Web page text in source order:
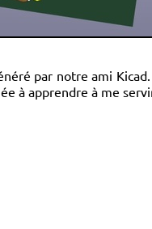
par notre ami
à apprendre à me